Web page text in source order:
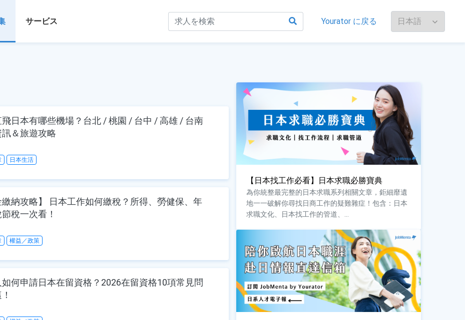
サービス Yourator に戻る
日本有哪些機場？台北 / 桃園 / 台中 / 高雄 / 台南
＆旅遊攻略
日本生活
繳納攻略】 日本工作如何繳稅？所得、勞健保、年
稅一次看！
權益／政策
如何申請日本在留資格？2026在留資格10項常見問
【日本找工作必看】日本求職必勝寶典
為你統整最完整的日本求職系列相關文章，鉅細靡遺
地一一破解你尋找日商工作的疑難雜症！包含：日本
求職文化、日本找工作的管道、...